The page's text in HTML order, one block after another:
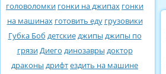
головоломки гонки на джипах гонки
на машинах готовить еду грузовики
Губка Боб детскиеджипы джипы по
грязиДиего динозавры доктор
драконы дрифтездить на машине